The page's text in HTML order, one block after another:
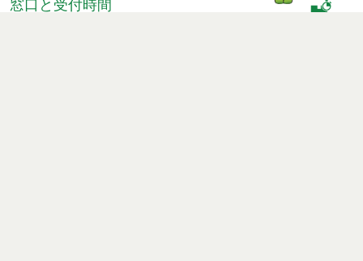
窓口と受付時間